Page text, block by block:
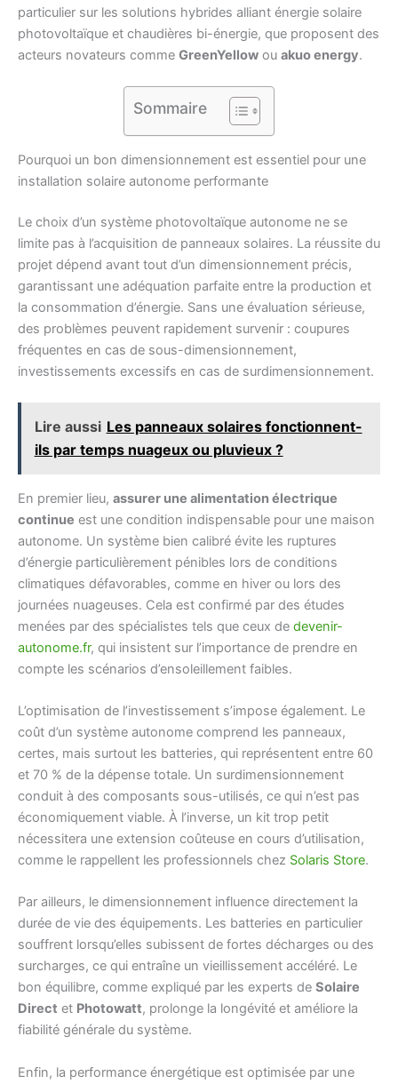
particulier sur les solutions hybrides alliant énergie solaire
photovoltaïque et chaudières bi-énergie, que proposent des
acteurs novateurs comme GreenYellow ou akuo energy.
Sommaire
Pourquoi un bon dimensionnement est essentiel pour une
installation solaire autonome performante
Le choix d’un système photovoltaïque autonome ne se
limite pas à l’acquisition de panneaux solaires. La réussite du
projet dépend avant tout d’un dimensionnement précis,
garantissant une adéquation parfaite entre la production et
la consommation d’énergie. Sans une évaluation sérieuse,
des problèmes peuvent rapidement survenir : coupures
fréquentes en cas de sous-dimensionnement,
investissements excessifs en cas de surdimensionnement.
Lire aussi Les panneaux solaires fonctionnent-
ils par temps nuageux ou pluvieux ?
En premier lieu, assurer une alimentation électrique
continue est une condition indispensable pour une maison
autonome. Un système bien calibré évite les ruptures
d’énergie particulièrement pénibles lors de conditions
climatiques défavorables, comme en hiver ou lors des
journées nuageuses. Cela est confirmé par des études
menées par des spécialistes tels que ceux de devenir-
autonome.fr, qui insistent sur l’importance de prendre en
compte les scénarios d’ensoleillement faibles.
L’optimisation de l’investissement s’impose également. Le
coût d’un système autonome comprend les panneaux,
certes, mais surtout les batteries, qui représentent entre 60
et 70 % de la dépense totale. Un surdimensionnement
conduit à des composants sous-utilisés, ce qui n’est pas
économiquement viable. À l’inverse, un kit trop petit
nécessitera une extension coûteuse en cours d’utilisation,
comme le rappellent les professionnels chez Solaris Store.
Par ailleurs, le dimensionnement influence directement la
durée de vie des équipements. Les batteries en particulier
souffrent lorsqu’elles subissent de fortes décharges ou des
surcharges, ce qui entraîne un vieillissement accéléré. Le
bon équilibre, comme expliqué par les experts de Solaire
Direct et Photowatt, prolonge la longévité et améliore la
fiabilité générale du système.
Enfin, la performance énergétique est optimisée par une